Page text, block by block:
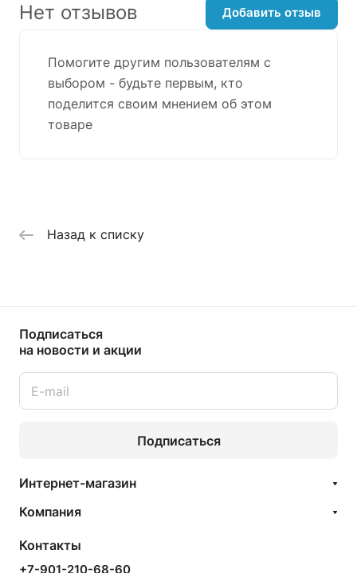
Помогите другим пользователям с
выбором - будьте первым, кто
поделится своим мнением об этом
товаре
Нет отзывов Добавить отзыв
Назад к списку
Подписаться
на новости и акции
Подписаться
Интернет-магазин
Компания
Контакты
+7-901-210-68-60